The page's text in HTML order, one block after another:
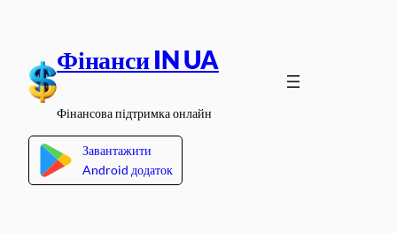
вмісту
Фінанси IN UA
Фінансова підтримка онлайн
Завантажити
Android додаток